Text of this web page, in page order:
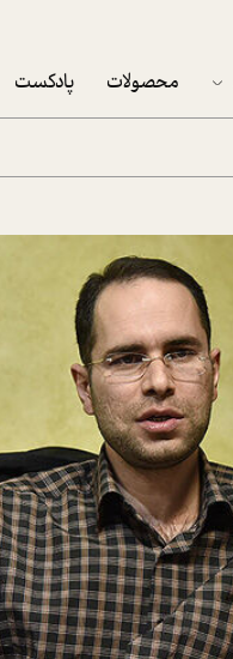
محصولات پادکست